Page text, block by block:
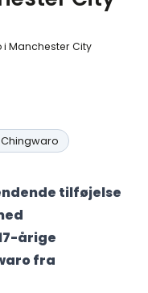
tilføjelse
årige
fra